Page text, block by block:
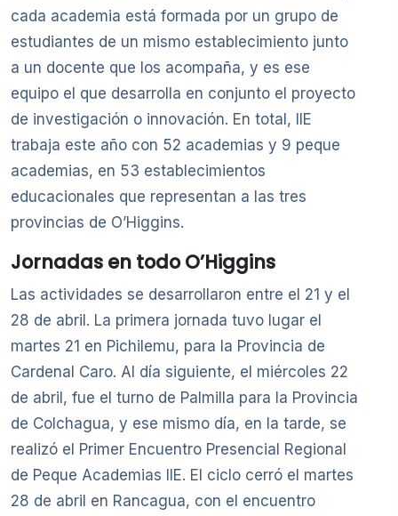
cada academia está formada por un grupo de
estudiantes de un mismo establecimiento junto
a un docente que los acompaña, y es ese
equipo el que desarrolla en conjunto el proyecto
de investigación o innovación. En total, IIE
trabaja este año con 52 academias y 9 peque
academias, en 53 establecimientos
educacionales que representan a las tres
provincias de O’Higgins.
Jornadas en todo O’Higgins
Las actividades se desarrollaron entre el 21 y el
28 de abril. La primera jornada tuvo lugar el
martes 21 en Pichilemu, para la Provincia de
Cardenal Caro. Al día siguiente, el miércoles 22
de abril, fue el turno de Palmilla para la Provincia
de Colchagua, y ese mismo día, en la tarde, se
realizó el Primer Encuentro Presencial Regional
de Peque Academias IIE. El ciclo cerró el martes
28 de abril en Rancagua, con el encuentro